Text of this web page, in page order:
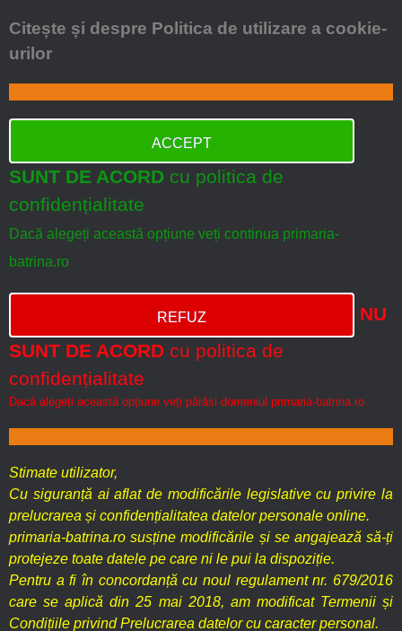
Citește și despre Politica de utilizare a cookie-
urilor
ACCEPT
SUNT DE ACORD cu politica de
confidențialitate
Dacă alegeți această opțiune veți continua primaria-
batrina.ro
REFUZ
NU
SUNT DE ACORD cu politica de
confidențialitate
Dacă alegeți această opțiune veți părăsi domeniul primaria-batrina.ro
Stimate utilizator,
Cu siguranță ai aflat de modificările legislative cu privire la
prelucrarea și confidențialitatea datelor personale online.
primaria-batrina.ro susține modificările și se angajează să-ți
protejeze toate datele pe care ni le pui la dispoziție.
Pentru a fi în concordanță cu noul regulament nr. 679/2016
care se aplică din 25 mai 2018, am modificat Termenii și
Condițiile privind Prelucrarea datelor cu caracter personal.